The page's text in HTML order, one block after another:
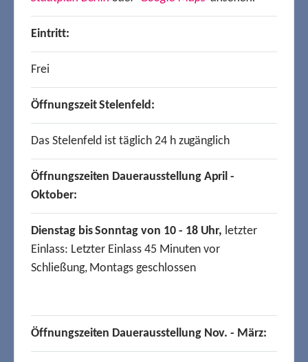
Eintritt:
Frei
Öffnungszeit Stelenfeld:
Das Stelenfeld ist täglich 24 h zugänglich
Öffnungszeiten Dauerausstellung April -
Oktober:
Dienstag bis Sonntag von 10 - 18 Uhr, letzter
Einlass: Letzter Einlass 45 Minuten vor
Schließung, Montags geschlossen
Öffnungszeiten Dauerausstellung Nov. - März: